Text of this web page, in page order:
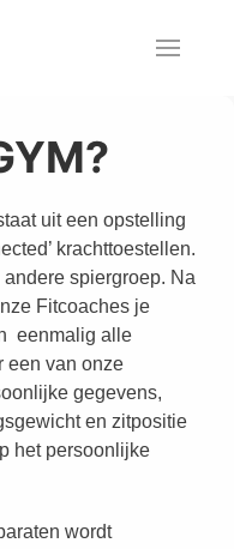
uit een opstelling
krachttoestellen.
spiergroep. Na
Fitcoaches je
eenmalig alle
een van onze
gegevens,
en zitpositie
het persoonlijke
wordt